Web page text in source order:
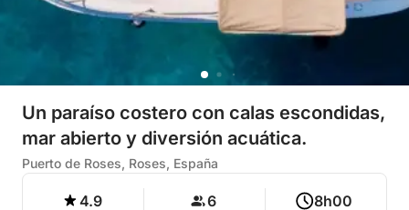
Un paraíso costero con calas escondidas,
mar abierto y diversión acuática.
Puerto de Roses, Roses, España
4.9 6 8h00